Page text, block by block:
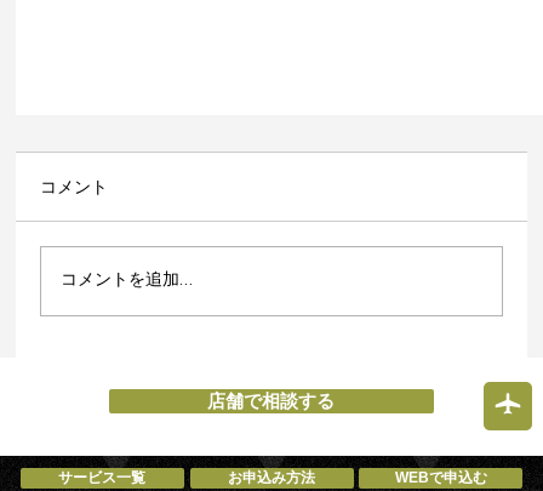
成田市でiPhone修理もAndroid修理もスマホ修理
コメント
コメントを追加…
店舗で相談する
サービス一覧 お申込み方法 WEBで申込む